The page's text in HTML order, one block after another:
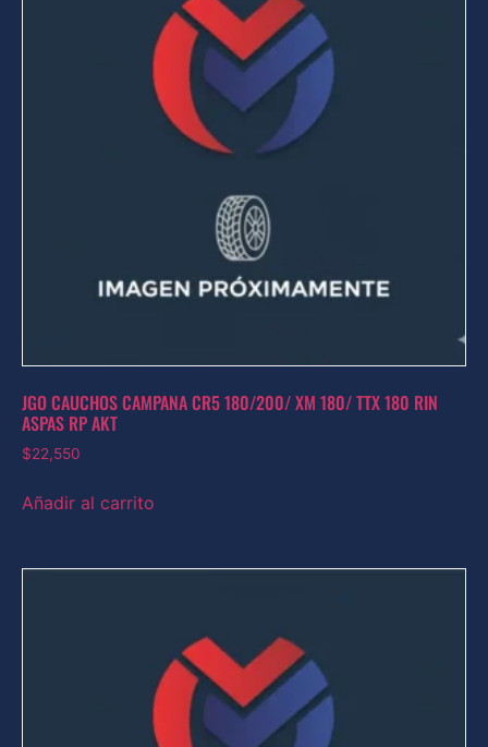
JGO CAUCHOS CAMPANA CR5 180/200/ XM 180/ TTX 180 RIN
ASPAS RP AKT
$22,550
Añadir al carrito